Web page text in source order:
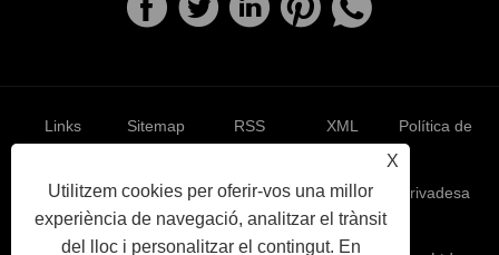
X
Utilitzem cookies per oferir-vos una millor
experiència de navegació, analitzar el trànsit
del lloc i personalitzar el contingut. En
Links Sitemap RSS XML Política de
privadesa